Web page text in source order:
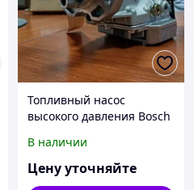
Топливный насос
высокого давления Bosch
для автомобилей Валдай,
ПАЗ, КамАЗ-4308, Foton
В наличии
Цену уточняйте